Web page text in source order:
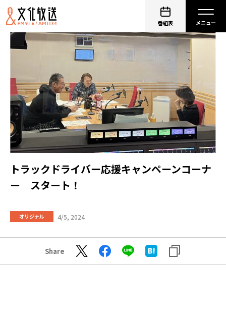
番組表
トラックドライバー応援キャンペーンコーナ
ー スタート！
オリジナル 4/5, 2024
Share